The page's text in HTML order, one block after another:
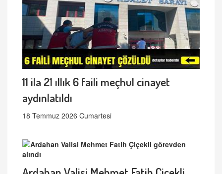
11 ila 21 ıllık 6 faili meçhul cinayet
aydınlatıldı
18 Temmuz 2026 Cumartesi